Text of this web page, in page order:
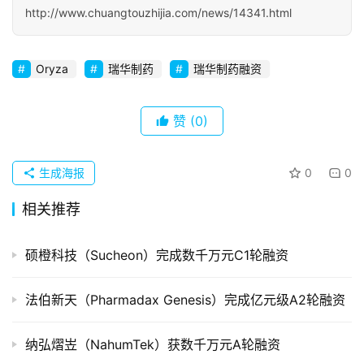
初
创
业
发
布
并
重
司
登录
投稿
http://www.chuangtouzhijia.com/news/14341.html
Oryza 瑞华制药 瑞华制药融资
赞 (0)
0 0
生成海报
相关推荐
硕橙科技（Sucheon）完成数千万元C1轮融资
法伯新天（Pharmadax Genesis）完成亿元级A2轮融资
纳弘熠岦（NahumTek）获数千万元A轮融资